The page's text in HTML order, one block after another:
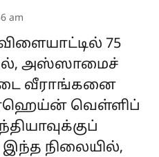
am
75
அஸ்ஸாமைச்
வீராங்கனை
வெள்ளிப்
இந்த நிலையில்,